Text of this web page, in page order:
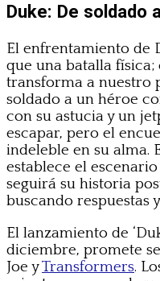
Duke: De soldado
El enfrentamiento de
que una batalla física;
transforma a nuestro
soldado a un héroe
con su astucia y un
escapar, pero el
indeleble en su alma.
establece el escenario
seguirá su historia
buscando respuestas
El lanzamiento de
diciembre, promete
Joe yTransformers.